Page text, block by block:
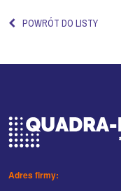
POWRÓT DO LISTY
Adres firmy: